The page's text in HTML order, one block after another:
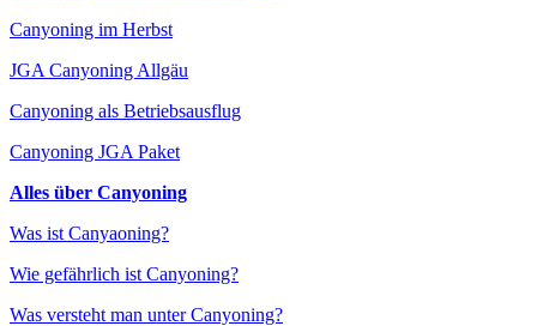
Canyoning im Herbst
JGA Canyoning Allgäu
Canyoning als Betriebsausflug
Canyoning JGA Paket
Alles über Canyoning
Was ist Canyaoning?
Wie gefährlich ist Canyoning?
Was versteht man unter Canyoning?